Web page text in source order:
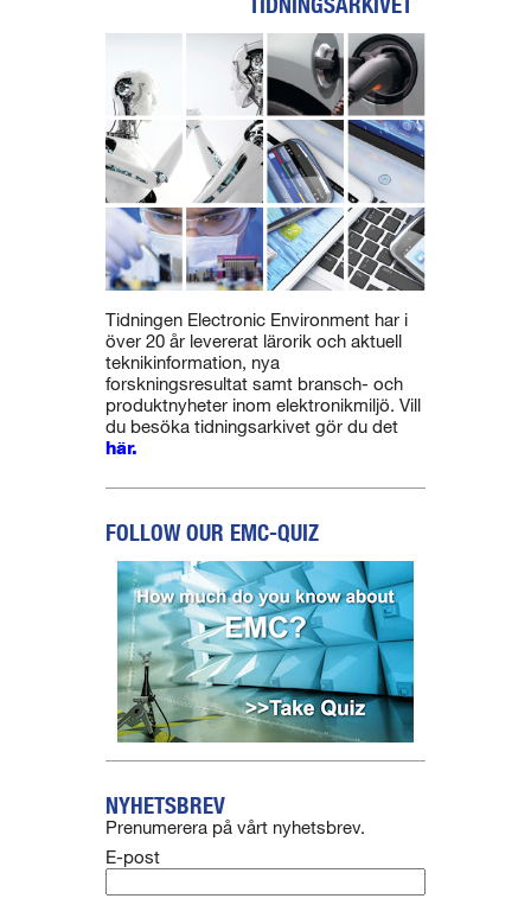
Tidningen Electronic Environment har i
över 20 år levererat lärorik och aktuell
teknikinformation, nya
forskningsresultat samt bransch- och
produktnyheter inom elektronikmiljö. Vill
du besöka tidningsarkivet gör du det
här.
FOLLOW OUR EMC-QUIZ
NYHETSBREV
Prenumerera på vårt nyhetsbrev.
E-post